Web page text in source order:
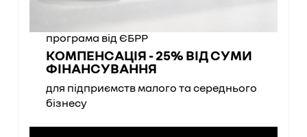
програма від ЄБРР
КОМПЕНСАЦІЯ - 25% ВІД СУМИ
ФІНАНСУВАННЯ
для підприємств малого та середнього
бізнесу